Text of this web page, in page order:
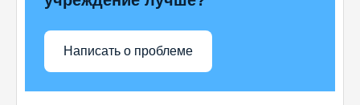
Написать о проблеме